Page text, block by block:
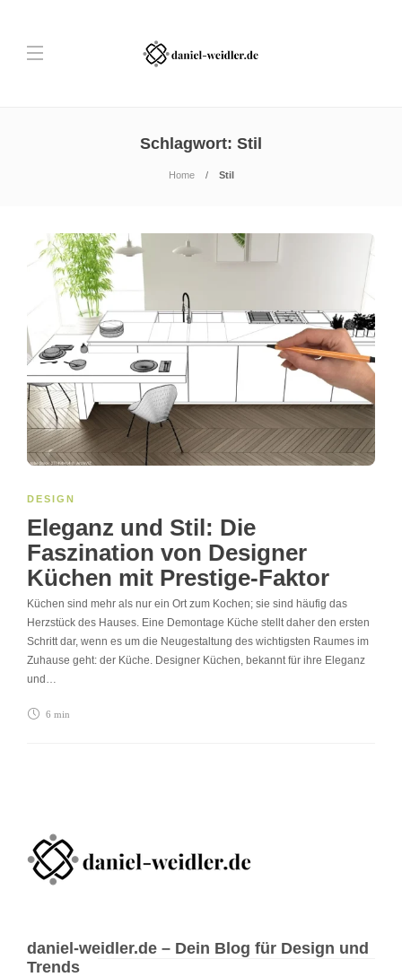
Schlagwort: Stil
Home Stil
DESIGN
Eleganz und Stil: Die
Faszination von Designer
Küchen mit Prestige-Faktor
Küchen sind mehr als nur ein Ort zum Kochen; sie sind häufig das
Herzstück des Hauses. Eine Demontage Küche stellt daher den ersten
Schritt dar, wenn es um die Neugestaltung des wichtigsten Raumes im
Zuhause geht: der Küche. Designer Küchen, bekannt für ihre Eleganz
und…
6 min
daniel-weidler.de – Dein Blog für Design und
Trends